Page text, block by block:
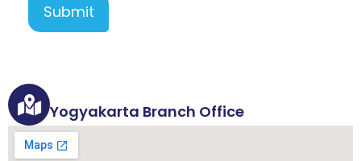
Submit
Yogyakarta Branch Office